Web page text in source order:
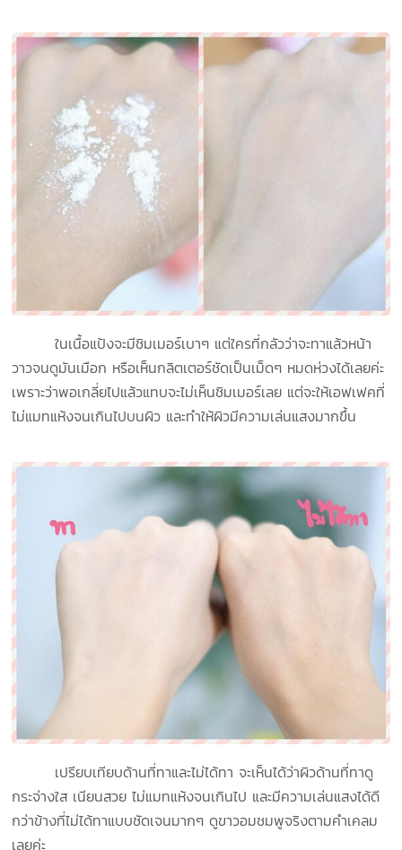
ในเนื้อแป้งจะมีชิมเมอร์เบาๆ แต่ใครที่กลัวว่าจะทาแล้วหน้า
วาวจนดูมันเมือก หรือเห็นกลิตเตอร์ชัดเป็นเม็ดๆ หมดห่วงได้เลยค่ะ
เพราะว่าพอเกลี่ยไปแล้วแทบจะไม่เห็นชิมเมอร์เลย แต่จะให้เอฟเฟคที่
ไม่แมทแห้งจนเกินไปบนผิว และทำให้ผิวมีความเล่นแสงมากขึ้น
เปรียบเทียบด้านที่ทาและไม่ได้ทา จะเห็นได้ว่าผิวด้านที่ทาดู
กระจ่างใส เนียนสวย ไม่แมทแห้งจนเกินไป และมีความเล่นแสงได้ดี
กว่าข้างที่ไม่ได้ทาแบบชัดเจนมากๆ ดูขาวอมชมพูจริงตามคำเคลม
เลยค่ะ